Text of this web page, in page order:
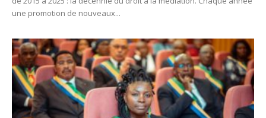
une promotion de nouveaux...